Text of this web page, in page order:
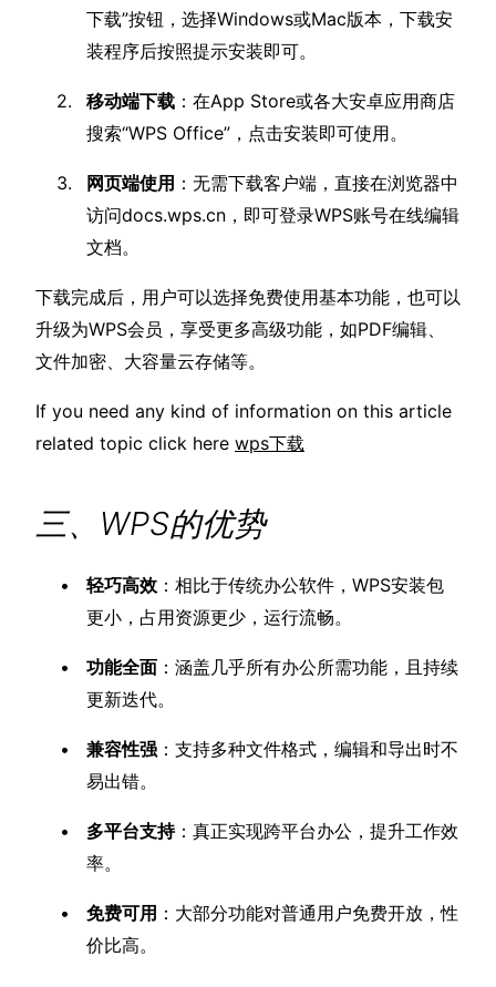
下载”按钮，选择Windows或Mac版本，下载安
装程序后按照提示安装即可。
移动端下载 ：在App Store或各大安卓应用商店
搜索“WPS Office”，点击安装即可使用。
网页端使用 ：无需下载客户端，直接在浏览器中
访问docs.wps.cn，即可登录WPS账号在线编辑
文档。
下载完成后，用户可以选择免费使用基本功能，也可以
升级为WPS会员，享受更多高级功能，如PDF编辑、
文件加密、大容量云存储等。
If you need any kind of information on this article
related topic click here wps下载
三、WPS的优势
轻巧高效 ：相比于传统办公软件，WPS安装包
更小，占用资源更少，运行流畅。
功能全面 ：涵盖几乎所有办公所需功能，且持续
更新迭代。
兼容性强 ：支持多种文件格式，编辑和导出时不
易出错。
多平台支持：真正实现跨平台办公，提升工作效
率。
免费可用 ：大部分功能对普通用户免费开放，性
价比高。